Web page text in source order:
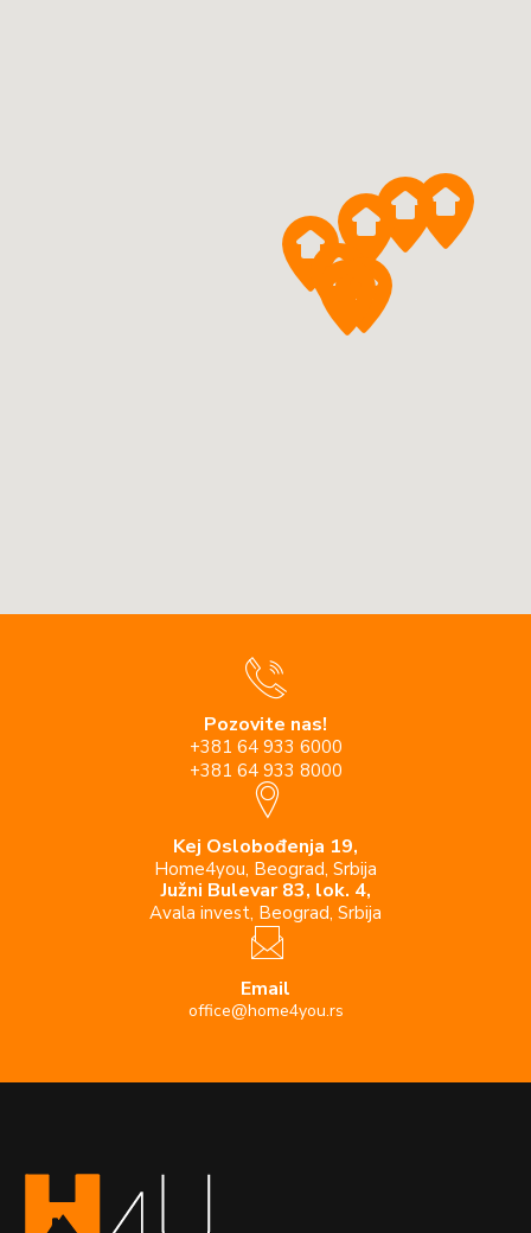
Pozovite nas!
+381 64 933 6000
+381 64 933 8000
Kej Oslobođenja 19,
Home4you, Beograd, Srbija
Južni Bulevar 83, lok. 4,
Avala invest, Beograd, Srbija
Email
office@home4you.rs